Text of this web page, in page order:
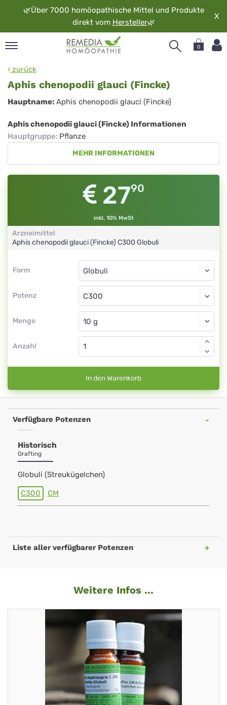
🌿Über 7000 homöopathische Mittel und Produkte
direkt vom Hersteller🌿
X
0
zurück
Aphis chenopodii glauci (Fincke)
Aphis
chenopodii
glauci
Hauptname: Aphis chenopodii glauci (Fincke)
Aphis chenopodii glauci (Fincke) Informationen
Hauptgruppe: Pflanze
MEHR INFORMATIONEN
2790
inkl. 10% MwSt
Arzneimittel
Aphis chenopodii glauci (Fincke) C300 Globuli
Form
Form
Potenz
Globuli
C300
Menge
Globuli
Anzahl
In den Warenkorb
Verfügbare Potenzen
Historisch
Grafting
Globuli (Streukügelchen)
C300 CM
Liste aller verfügbarer Potenzen
Weitere Infos ...